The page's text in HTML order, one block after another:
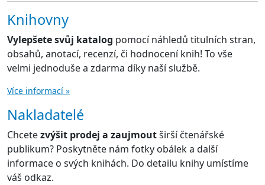
Knihovny
Vylepšete svůj katalog pomocí náhledů titulních stran,
obsahů, anotací, recenzí, či hodnocení knih! To vše
velmi jednoduše a zdarma díky naší službě.
Více informací »
Nakladatelé
Chcetezvýšit prodej a zaujmoutširší čtenářské
publikum? Poskytněte nám fotky obálek a další
informace o svých knihách. Do detailu knihy umístíme
váš odkaz.